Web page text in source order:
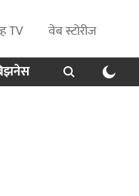
TV
वेब स्टोरीज